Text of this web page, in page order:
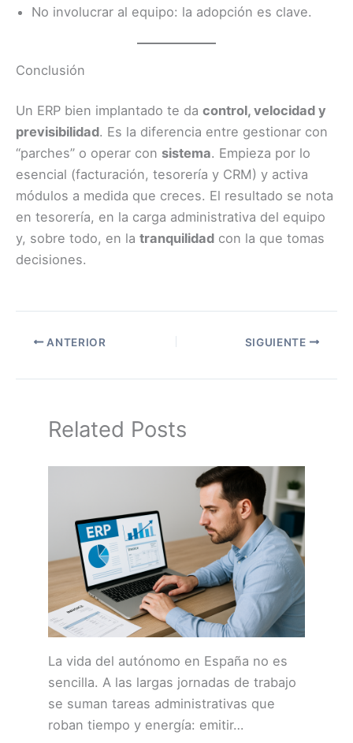
No involucrar al equipo: la adopción es clave.
Conclusión
Un ERP bien implantado te da control, velocidad y
previsibilidad. Es la diferencia entre gestionar con
“parches” o operar con sistema. Empieza por lo
esencial (facturación, tesorería y CRM) y activa
módulos a medida que creces. El resultado se nota
en tesorería, en la carga administrativa del equipo
y, sobre todo, en la tranquilidad con la que tomas
decisiones.
ANTERIOR SIGUIENTE
Related Posts
La vida del autónomo en España no es
sencilla. A las largas jornadas de trabajo
se suman tareas administrativas que
roban tiempo y energía: emitir…